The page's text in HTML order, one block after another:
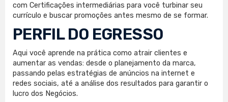
com Certificações intermediárias para você turbinar seu
currículo e buscar promoções antes mesmo de se formar.
PERFIL DO EGRESSO
Aqui você aprende na prática como atrair clientes e
aumentar as vendas: desde o planejamento da marca,
passando pelas estratégias de anúncios na internet e
redes sociais, até a análise dos resultados para garantir o
lucro dos Negócios.